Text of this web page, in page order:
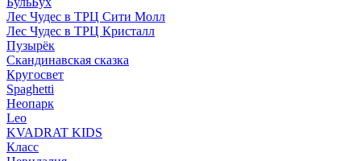
Лес Чудес в ТРЦ Сити Молл
Лес Чудес в ТРЦ Кристалл
Пузырëк
Скандинавская сказка
Кругосвет
Spaghetti
Неопарк
Leo
KVADRAT KIDS
Класс